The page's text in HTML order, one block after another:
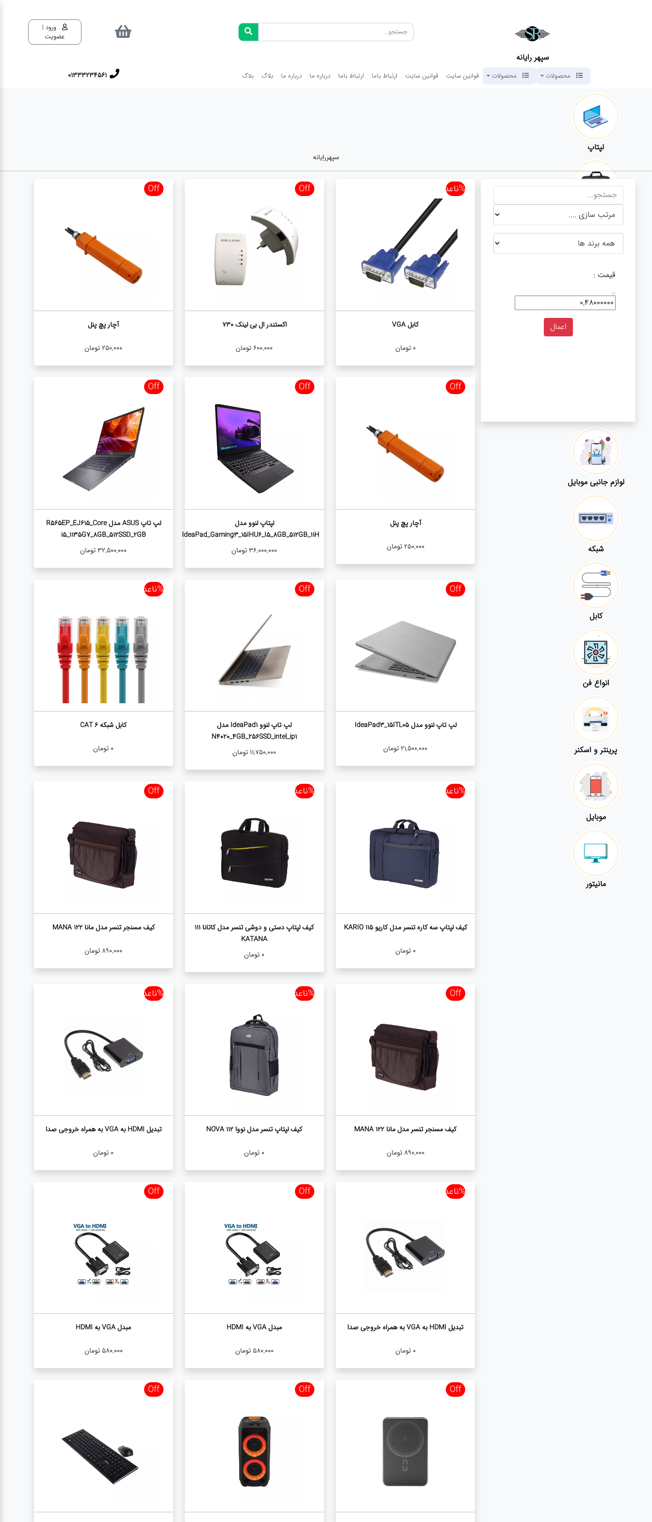
سپهر رایانه
ورود |
عضویت
محصولات محصولات قوانین سایت قوانین سایت ارتباط باما ارتباط باما درباره ما درباره ما بلاگ بلاگ 01333234561
لپتاپ
کیف لپتاپ و لوازم جانبی
لوازم جانبی موبایل
شبکه
کابل
انواع فن
پرینتر و اسکنر
موبایل
مانیتور
سپهررایانه
قیمت :
%ناعدد
کابل VGA
0 تومان
Off
اکستندر ال بی لینک 730
600,000 تومان
Off
آچار پچ پنل
250,000تومان
Off
آچار پچ پنل
250,000تومان
Off
لپتاپ لنوو مدل
IdeaPad_Gaming3_15IHU6_I5_8GB_512GB_11H
36,000,000تومان
Off
لپ تاپ ASUS مدل R565EP_EJ615_Core
i5_1135G7_8GB_512SSD_2GB
32,500,000تومان
Off
لپ تاپ لنوو مدل IdeaPad3_15ITL05
21,500,000تومان
Off
لپ تاپ لنوو IdeaPad1 مدل
N4020_4GB_256SSD_intel_ip1
11,750,000 تومان
%ناعدد
کابل شبکه CAT 6
0 تومان
%ناعدد
کیف لپتاپ سه کاره تنسر مدل کاریو 115 KARIO
0 تومان
%ناعدد
کیف لپتاپ دستی و دوشی تنسر مدل کاتانا 111
KATANA
0 تومان
Off
کیف مسنجر تنسر مدل مانا 122 MANA
890,000 تومان
Off
کیف مسنجر تنسر مدل مانا 122 MANA
890,000 تومان
%ناعدد
کیف لپتاپ تنسر مدل نووا 112 NOVA
0 تومان
%ناعدد
تبدیل HDMI به VGA به همراه خروجی صدا
0 تومان
%ناعدد
تبدیل HDMI به VGA به همراه خروجی صدا
0 تومان
Off
مبدل VGA به HDMI
580,000تومان
Off
مبدل VGA به HDMI
580,000تومان
Off
Off
Off